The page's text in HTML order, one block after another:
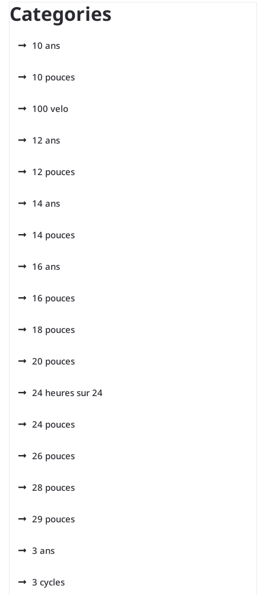
Categories
10 ans
10 pouces
100 velo
12 ans
12 pouces
14 ans
14 pouces
16 ans
16 pouces
18 pouces
20 pouces
24 heures sur 24
24 pouces
26 pouces
28 pouces
29 pouces
3 ans
3 cycles